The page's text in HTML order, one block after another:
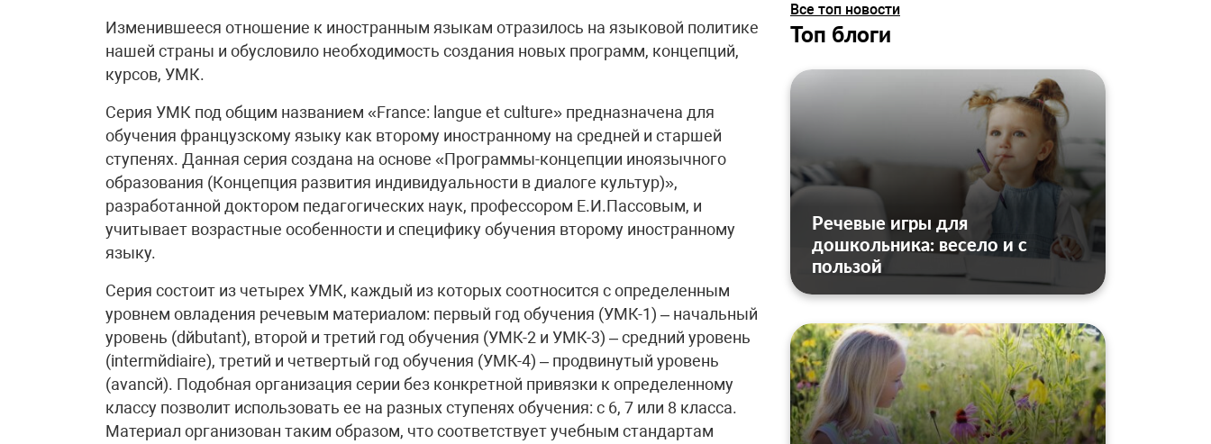
Изменившееся отношение к иностранным языкам отразилось на языковой политике
нашей страны и обусловило необходимость создания новых программ, концепций,
курсов, УМК.
Серия УМК под общим названием «France: langue et culture» предназначена для
обучения французскому языку как второму иностранному на средней и старшей
ступенях. Данная серия создана на основе «Программы-концепции иноязычного
образования (Концепция развития индивидуальности в диалоге культур)»,
разработанной доктором педагогических наук, профессором Е.И.Пассовым, и
учитывает возрастные особенности и специфику обучения второму иностранному
языку.
Серия состоит из четырех УМК, каждый из которых соотносится с определенным
уровнем овладения речевым материалом: первый год обучения (УМК-1) – начальный
уровень (dйbutant), второй и третий год обучения (УМК-2 и УМК-3) – средний уровень
(intermйdiaire), третий и четвертый год обучения (УМК-4) – продвинутый уровень
(avancй). Подобная организация серии без конкретной привязки к определенному
классу позволит использовать ее на разных ступенях обучения: с 6, 7 или 8 класса.
Материал организован таким образом, что соответствует учебным стандартам
Все топ новости
Топ блоги
Речевые игры для
дошкольника: весело и с
пользой